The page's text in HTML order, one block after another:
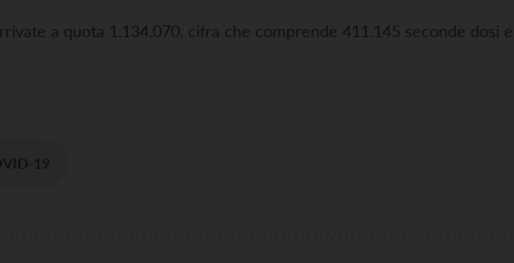
a quota 1.134.070, cifra che comprende 411.145 seconde dosi e
19